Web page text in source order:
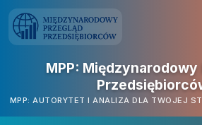
MPP: Międzynarodowy
MPP: AUTORYTET I ANALIZA DLA TWOJEJ